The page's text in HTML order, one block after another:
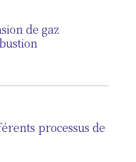
de gaz
processus de